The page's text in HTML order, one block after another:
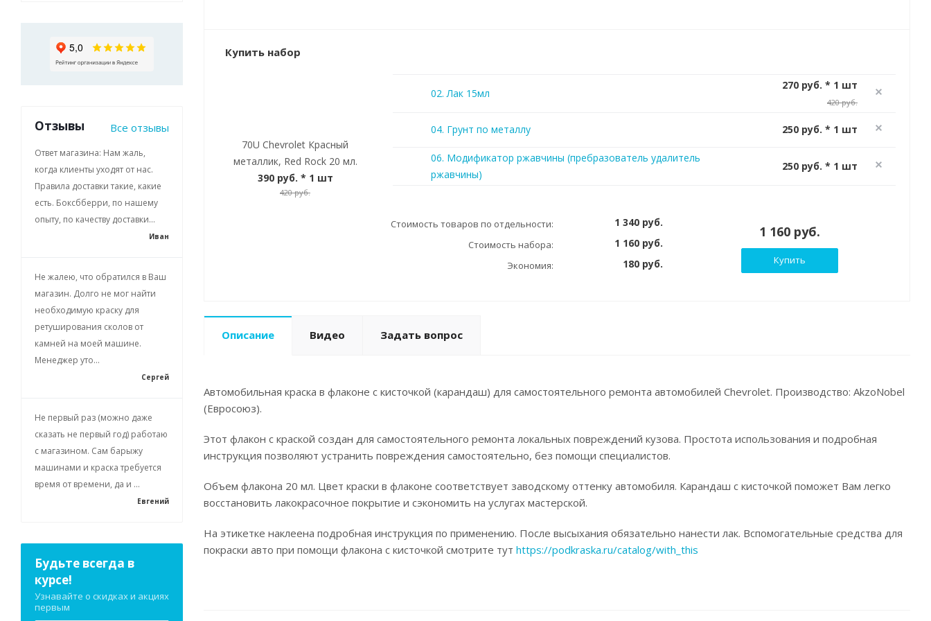
Купить набор
70U Chevrolet Красный
металлик, Red Rock 20 мл.
390 руб. * 1 шт
420 руб.
02. Лак 15мл
270 руб. * 1 шт
420 руб.
04. Грунт по металлу 250 руб. * 1 шт
06. Модификатор ржавчины (пребразователь удалитель
ржавчины)
250 руб. * 1 шт
Стоимость товаров по отдельности: 1 340 руб.
Стоимость набора: 1 160 руб.
Экономия: 180 руб.
1 160 руб.
Купить
Описание Видео Задать вопрос
Автомобильная краска в флаконе с кисточкой (карандаш) для самостоятельного ремонта автомобилей Chevrolet. Производство: AkzoNobel
(Евросоюз).
Этот флакон с краской создан для самостоятельного ремонта локальных повреждений кузова. Простота использования и подробная
инструкция позволяют устранить повреждения самостоятельно, без помощи специалистов.
Объем флакона 20 мл. Цвет краски в флаконе соответствует заводскому оттенку автомобиля. Карандаш с кисточкой поможет Вам легко
восстановить лакокрасочное покрытие и сэкономить на услугах мастерской.
На этикетке наклеена подробная инструкция по применению. После высыхания обязательно нанести лак. Вспомогательные средства для
покраски авто при помощи флакона с кисточкой смотрите тут https://podkraska.ru/catalog/with_this
Отзывы Все отзывы
Ответ магазина: Нам жаль,
когда клиенты уходят от нас.
Правила доставки такие, какие
есть. Боксбберри, по нашему
опыту, по качеству доставки...
Иван
Не жалею, что обратился в Ваш
магазин. Долго не мог найти
необходимую краску для
ретуширования сколов от
камней на моей машине.
Менеджер уто...
Сергей
Не первый раз (можно даже
сказать не первый год) работаю
с магазином. Сам барыжу
машинами и краска требуется
время от времени, да и ...
Евгений
Будьте всегда в
курсе!
Узнавайте о скидках и акциях
первым